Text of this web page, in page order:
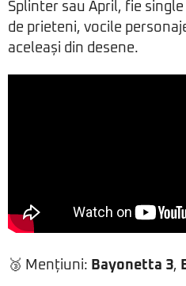
Splinter sau April, fie
de prieteni, vocile
aceleași din desene.
🥉 Mențiuni: Bayonetta 3,